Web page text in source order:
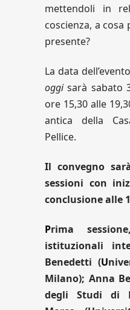
mettendoli in
coscienza, a
presente?
La data dell’evento
oggisarà sabato
ore 15,30 alle
antica della
Pellice.
Il convegno
sessioni con
conclusione alle
Prima
istituzionali
Benedetti (U
Milano); Anna
degli Studi di